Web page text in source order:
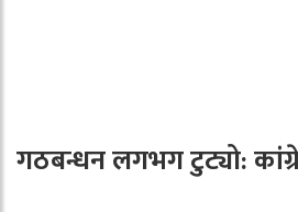
गठबन्धन लगभग टुट्यो: